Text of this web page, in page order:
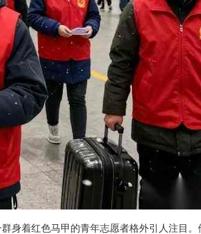
着红色马甲的青年志愿者格外引人注目